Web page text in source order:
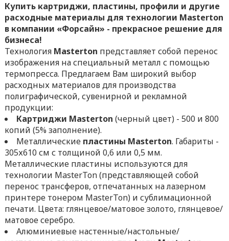
Купить картриджи, пластины, профили и другие
расходные материалы для технологии Masterton
в компании «Форсайн» - прекрасное решение для
бизнеса!
Технология Masterton представляет собой перенос
изображения на специальный металл с помощью
термопресса. Предлагаем Вам широкий выбор
расходных материалов для производства
полиграфической, сувенирной и рекламной
продукции:
Картриджи Masterton (черный цвет) - 500 и 800
копий (5% заполнение).
Металлические пластины Masterton. Габариты -
305х610 см с толщиной 0,6 или 0,5 мм.
Металлические пластины используются для
технологии MasterTon (представляющей собой
перенос трансферов, отпечатанных на лазерном
принтере тонером MasterTon) и сублимационной
печати. Цвета: глянцевое/матовое золото, глянцевое/
матовое серебро.
Алюминиевые настенные/настольные/